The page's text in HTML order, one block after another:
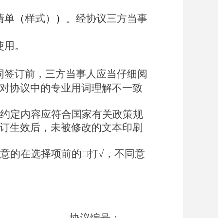
单（样式） ） 。 经协议三方当事
。
订前，三方当事人应当仔细阅
协议中的专业用词理解不一致
定内容应符合国家有关政策规
生效后 ， 未被修改的文本印刷
的在选择项前的□打√ ，不同意